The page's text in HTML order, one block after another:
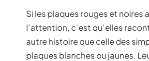
Si les plaques rouges et noires
l’attention, c’est qu’elles
autre histoire que celle des
plaques blanches ou jaunes.